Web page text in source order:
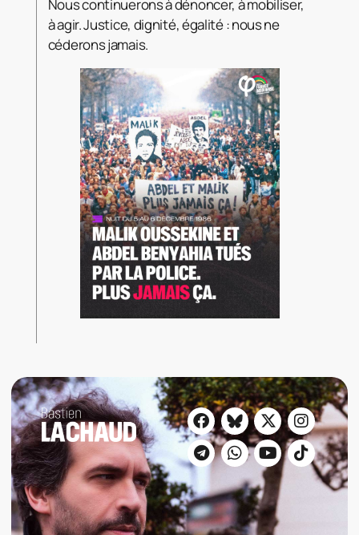
Nous continuerons à dénoncer, à mobiliser,
à agir. Justice, dignité, égalité : nous ne
céderons jamais.